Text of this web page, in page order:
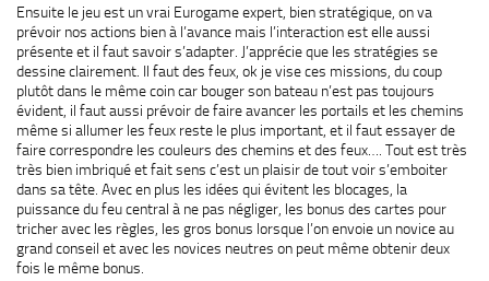
Ensuite le jeu est un vrai Eurogame expert, bien stratégique, on va
prévoir nos actions bien à l’avance mais l’interaction est elle aussi
présente et il faut savoir s’adapter. J’apprécie que les stratégies se
dessine clairement. Il faut des feux, ok je vise ces missions, du coup
plutôt dans le même coin car bouger son bateau n’est pas toujours
évident, il faut aussi prévoir de faire avancer les portails et les chemins
même si allumer les feux reste le plus important, et il faut essayer de
faire correspondre les couleurs des chemins et des feux…. Tout est très
très bien imbriqué et fait sens c’est un plaisir de tout voir s’emboiter
dans sa tête. Avec en plus les idées qui évitent les blocages, la
puissance du feu central à ne pas négliger, les bonus des cartes pour
tricher avec les règles, les gros bonus lorsque l’on envoie un novice au
grand conseil et avec les novices neutres on peut même obtenir deux
fois le même bonus.